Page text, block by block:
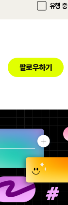
유행 중
팔로우하기